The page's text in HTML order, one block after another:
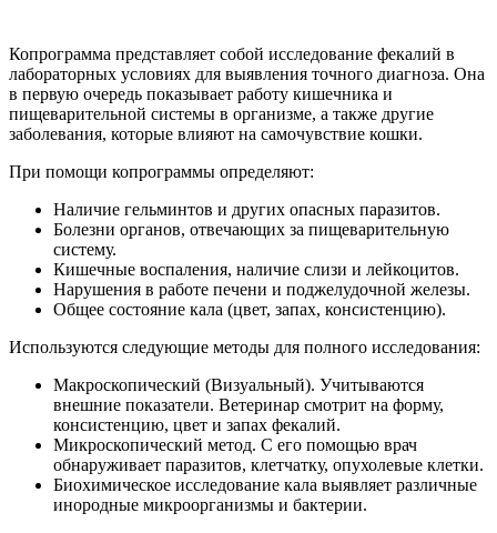
Копрограмма представляет собой исследование фекалий в
лабораторных условиях для выявления точного диагноза. Она
в первую очередь показывает работу кишечника и
пищеварительной системы в организме, а также другие
заболевания, которые влияют на самочувствие кошки.
При помощи копрограммы определяют:
Наличие гельминтов и других опасных паразитов.
Болезни органов, отвечающих за пищеварительную
систему.
Кишечные воспаления, наличие слизи и лейкоцитов.
Нарушения в работе печени и поджелудочной железы.
Общее состояние кала (цвет, запах, консистенцию).
Используются следующие методы для полного исследования:
Макроскопический (Визуальный). Учитываются
внешние показатели. Ветеринар смотрит на форму,
консистенцию, цвет и запах фекалий.
Микроскопический метод. С его помощью врач
обнаруживает паразитов, клетчатку, опухолевые клетки.
Биохимическое исследование кала выявляет различные
инородные микроорганизмы и бактерии.